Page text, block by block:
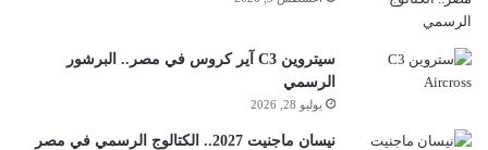
سيتروين C3 آير كروس في مصر.. البرشور
الرسمي
يوليو 28, 2026
نيسان ماجنيت 2027.. الكتالوج الرسمي في مصر